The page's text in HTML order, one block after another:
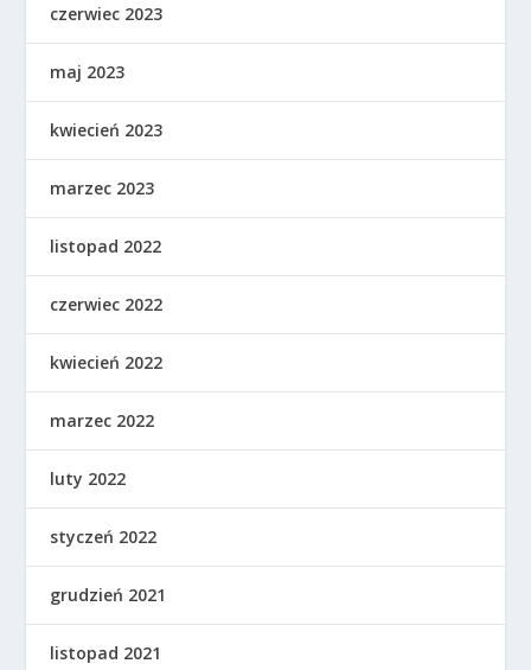
czerwiec 2023
maj 2023
kwiecień 2023
marzec 2023
listopad 2022
czerwiec 2022
kwiecień 2022
marzec 2022
luty 2022
styczeń 2022
grudzień 2021
listopad 2021